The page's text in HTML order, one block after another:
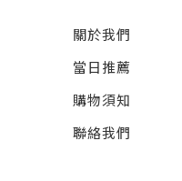
茶，有抗發炎、鎮
詳情請見
https://
關於我們
當日推薦
購物須知
聯絡我們